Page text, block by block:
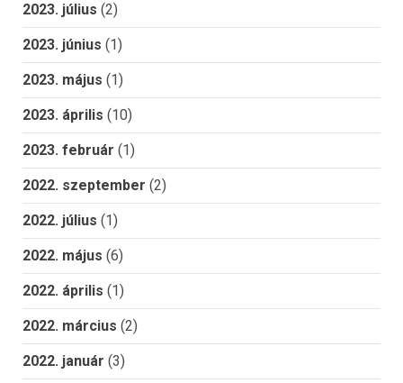
2023. július (2)
2023. június (1)
2023. május (1)
2023. április (10)
2023. február (1)
2022. szeptember (2)
2022. július (1)
2022. május (6)
2022. április (1)
2022. március (2)
2022. január (3)